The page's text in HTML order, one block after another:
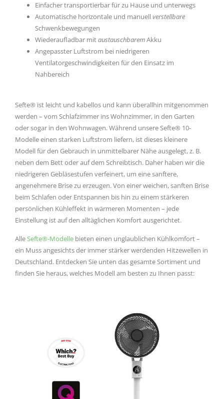
Einfacher transportierbar für zu Hause und unterwegs
Automatische horizontale und manuell verstellbare
Schwenkbewegungen
Wiederaufladbar mitaustauschbaremAkku
Angepasster Luftstrom bei niedrigeren
Ventilatorgeschwindigkeiten für den Einsatz im
Nahbereich
Sefte® ist leicht und kabellos und kann überallhin mitgenommen
werden – vom Schlafzimmer ins Wohnzimmer, in den Garten
oder sogar in den Wohnwagen. Während unsere Sefte® 10-
Modelle einen starken Luftstrom liefern, ist dieses kleinere
Modell für den Gebrauch in unmittelbarer Nähe ausgelegt, z. B.
neben dem Bett oder auf dem Schreibtisch. Daher haben wir die
niedrigeren Gebläsestufen verfeinert, um eine sanftere,
angenehmere Brise zu erzeugen. Von einer weichen, sanften Brise
beim Schlafen oder Entspannen bis hin zu einem stärkeren
persönlichen Kühleffekt in wärmeren Momenten – jede
Einstellung ist auf den alltäglichen Komfort ausgerichtet.
AlleSefte®-Modelle bieten einen unglaublichen Kühlkomfort –
ein Muss angesichts der immer stärker werdenden Hitzewellen in
Deutschland. Entdecken Sie unten das gesamte Sortiment und
finden Sie heraus, welches Modell am besten zu Ihnen passt: